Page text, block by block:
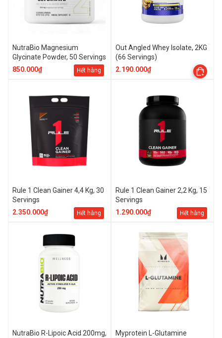
NutraBio Magnesium
Glycinate Powder, 50 Servings
850.000₫
Hết hàng
Out Angled Whey Isolate, 2KG
(66 Servings)
2.190.000₫
Rule 1 Clean Gainer 4,4 Kg, 30
Servings
2.350.000₫
Hết hàng
Rule 1 Clean Gainer 2,2 Kg, 15
Servings
1.290.000₫
Hết hàng
NutraBio R-Lipoic Acid 200mg,
Myprotein L-Glutamine